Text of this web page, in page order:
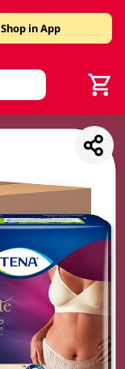
Shop in App